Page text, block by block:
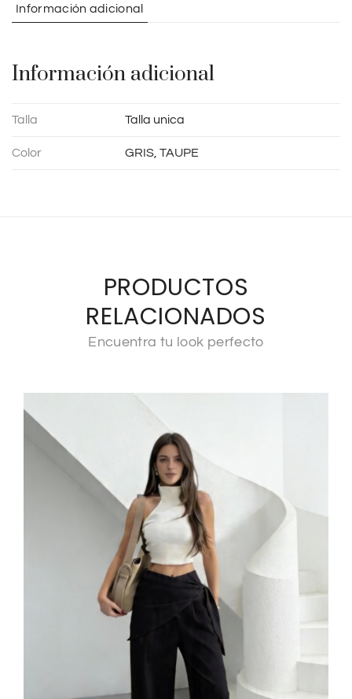
i
e
:
Información adicional
Información adicional
Talla Talla unica
Color GRIS, TAUPE
PRODUCTOS
RELACIONADOS
Encuentra tu look perfecto